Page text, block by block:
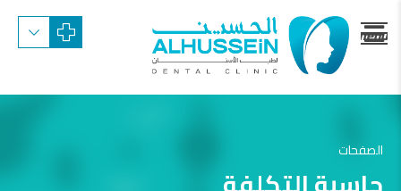
menu
الصفحات